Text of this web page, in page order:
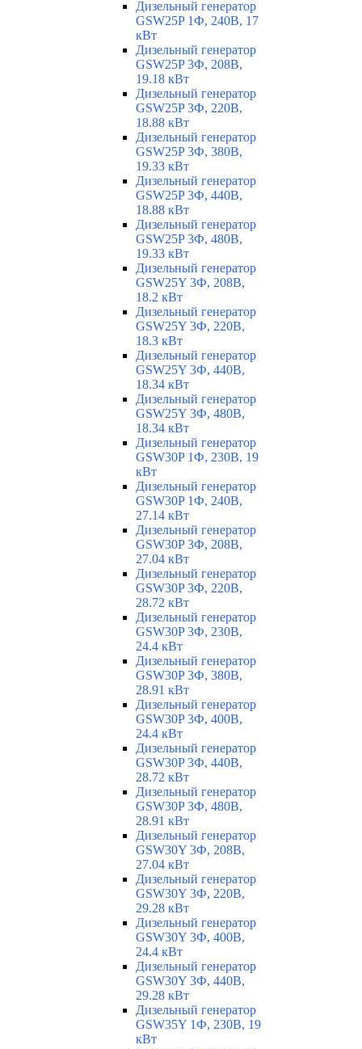
Дизельный генератор
GSW25P 1Ф, 240В, 17
кВт
Дизельный генератор
GSW25P 3Ф, 208В,
19.18 кВт
Дизельный генератор
GSW25P 3Ф, 220В,
18.88 кВт
Дизельный генератор
GSW25P 3Ф, 380В,
19.33 кВт
Дизельный генератор
GSW25P 3Ф, 440В,
18.88 кВт
Дизельный генератор
GSW25P 3Ф, 480В,
19.33 кВт
Дизельный генератор
GSW25Y 3Ф, 208В,
18.2 кВт
Дизельный генератор
GSW25Y 3Ф, 220В,
18.3 кВт
Дизельный генератор
GSW25Y 3Ф, 440В,
18.34 кВт
Дизельный генератор
GSW25Y 3Ф, 480В,
18.34 кВт
Дизельный генератор
GSW30P 1Ф, 230В, 19
кВт
Дизельный генератор
GSW30P 1Ф, 240В,
27.14 кВт
Дизельный генератор
GSW30P 3Ф, 208В,
27.04 кВт
Дизельный генератор
GSW30P 3Ф, 220В,
28.72 кВт
Дизельный генератор
GSW30P 3Ф, 230В,
24.4 кВт
Дизельный генератор
GSW30P 3Ф, 380В,
28.91 кВт
Дизельный генератор
GSW30P 3Ф, 400В,
24.4 кВт
Дизельный генератор
GSW30P 3Ф, 440В,
28.72 кВт
Дизельный генератор
GSW30P 3Ф, 480В,
28.91 кВт
Дизельный генератор
GSW30Y 3Ф, 208В,
27.04 кВт
Дизельный генератор
GSW30Y 3Ф, 220В,
29.28 кВт
Дизельный генератор
GSW30Y 3Ф, 400В,
24.4 кВт
Дизельный генератор
GSW30Y 3Ф, 440В,
29.28 кВт
Дизельный генератор
GSW35Y 1Ф, 230В, 19
кВт